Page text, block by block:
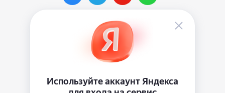
Наши контакты
info@vinylmarkt.ru